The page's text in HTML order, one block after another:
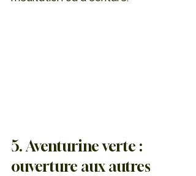
5. Aventurine verte :
ouverture aux autres